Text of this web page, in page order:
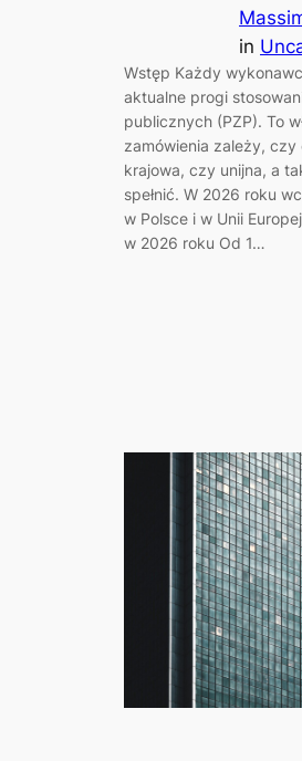
in
Wstęp Każdy
aktualne progi
publicznych (PZP). To
zamówienia zależy,
krajowa, czy unijna, a
spełnić. W 2026 roku
w Polsce i w Unii
w 2026 roku Od 1…